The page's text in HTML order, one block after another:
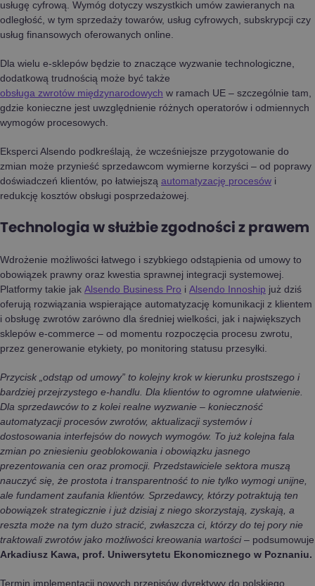
usługę cyfrową. Wymóg dotyczy wszystkich umów zawieranych na
odległość, w tym sprzedaży towarów, usług cyfrowych, subskrypcji czy
usług finansowych oferowanych online.
Dla wielu e-sklepów będzie to znaczące wyzwanie technologiczne,
dodatkową trudnością może być także
obsługa zwrotów międzynarodowych w ramach UE – szczególnie tam,
gdzie konieczne jest uwzględnienie różnych operatorów i odmiennych
wymogów procesowych.
Eksperci Alsendo podkreślają, że wcześniejsze przygotowanie do
zmian może przynieść sprzedawcom wymierne korzyści – od poprawy
doświadczeń klientów, po łatwiejszą automatyzację procesów i
redukcję kosztów obsługi posprzedażowej.
Technologia w służbie zgodności z prawem
Wdrożenie możliwości łatwego i szybkiego odstąpienia od umowy to
obowiązek prawny oraz kwestia sprawnej integracji systemowej.
Platformy takie jak Alsendo Business Pro i Alsendo Innoship już dziś
oferują rozwiązania wspierające automatyzację komunikacji z klientem
i obsługę zwrotów zarówno dla średniej wielkości, jak i największych
sklepów e-commerce – od momentu rozpoczęcia procesu zwrotu,
przez generowanie etykiety, po monitoring statusu przesyłki.
Przycisk „odstąp od umowy” to kolejny krok w kierunku prostszego i
bardziej przejrzystego e-handlu. Dla klientów to ogromne ułatwienie.
Dla sprzedawców to z kolei realne wyzwanie – konieczność
automatyzacji procesów zwrotów, aktualizacji systemów i
dostosowania interfejsów do nowych wymogów. To już kolejna fala
zmian po zniesieniu geoblokowania i obowiązku jasnego
prezentowania cen oraz promocji. Przedstawiciele sektora muszą
nauczyć się, że prostota i transparentność to nie tylko wymogi unijne,
ale fundament zaufania klientów. Sprzedawcy, którzy potraktują ten
obowiązek strategicznie i już dzisiaj z niego skorzystają, zyskają, a
reszta może na tym dużo stracić, zwłaszcza ci, którzy do tej pory nie
traktowali zwrotów jako możliwości kreowania wartości– podsumowuje
Arkadiusz Kawa, prof. Uniwersytetu Ekonomicznego w Poznaniu.
Termin implementacji nowych przepisów dyrektywy do polskiego